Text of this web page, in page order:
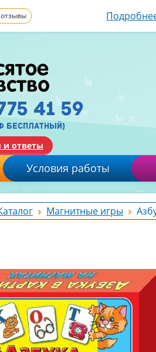
41 59
бесплатный)
и ответы
Условия работы
Магнитные игры